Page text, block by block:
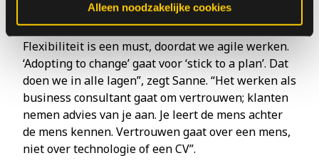
Alleen noodzakelijke cookies
“In deze organisatie word je gehoord en werk je
zelf mee om de organisatievorm te geven.
Flexibiliteit is een must, doordat we agile werken.
‘Adopting to change’ gaat voor ‘stick to a plan’. Dat
doen we in alle lagen”, zegt Sanne. “Het werken als
business consultant gaat om vertrouwen; klanten
nemen advies van je aan. Je leert de mens achter
de mens kennen. Vertrouwen gaat over een mens,
niet over technologie of een CV”.